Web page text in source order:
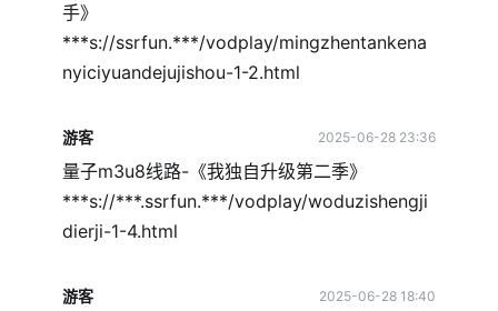
手》
***s://ssrfun.***/vodplay/mingzhentankena
nyiciyuandejujishou-1-2.html
游客 2025-06-28 23:36
量子m3u8线路-《我独自升级第二季》
***s://***.ssrfun.***/vodplay/woduzishengji
dierji-1-4.html
游客 2025-06-28 18:40